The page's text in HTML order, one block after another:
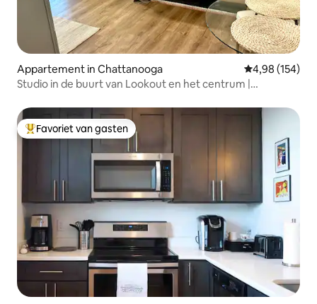
Appartement in Chattanooga Gemiddelde
4,98 (154)
Studio in de buurt van Lookout en het centrum |
Topfavoriet van gasten
Favoriet van gasten